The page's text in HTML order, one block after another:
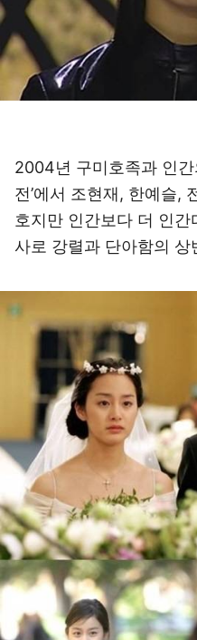
2004년 구미호족과 인간
전’에서 조현재, 한예슬,
호지만 인간보다 더 인
사로 강렬과 단아함의